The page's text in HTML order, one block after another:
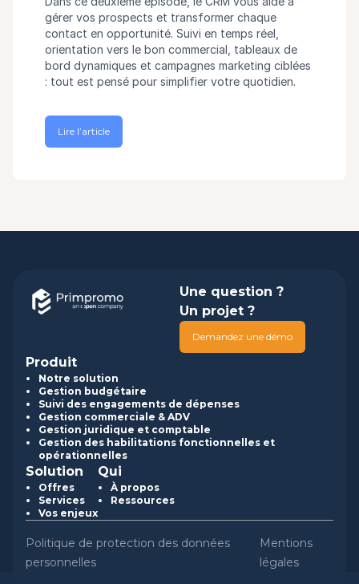
gérer vos prospects et transformer chaque
contact en opportunité. Suivi en temps réel,
orientation vers le bon commercial, tableaux de
bord dynamiques et campagnes marketing ciblées
: tout est pensé pour simplifier votre quotidien.
Lire l’article
Une question ?
Un projet ?
Demandez une démo
Produit
Notre solution
Gestion budgétaire
Suivi des engagements de dépenses
Gestion commerciale & ADV
Gestion juridique et comptable
Gestion des habilitations fonctionnelles et
opérationnelles
Solution
Offres
Services
Vos enjeux
Qui
À propos
Ressources
Politique de protection des données
personnelles
Mentions
légales